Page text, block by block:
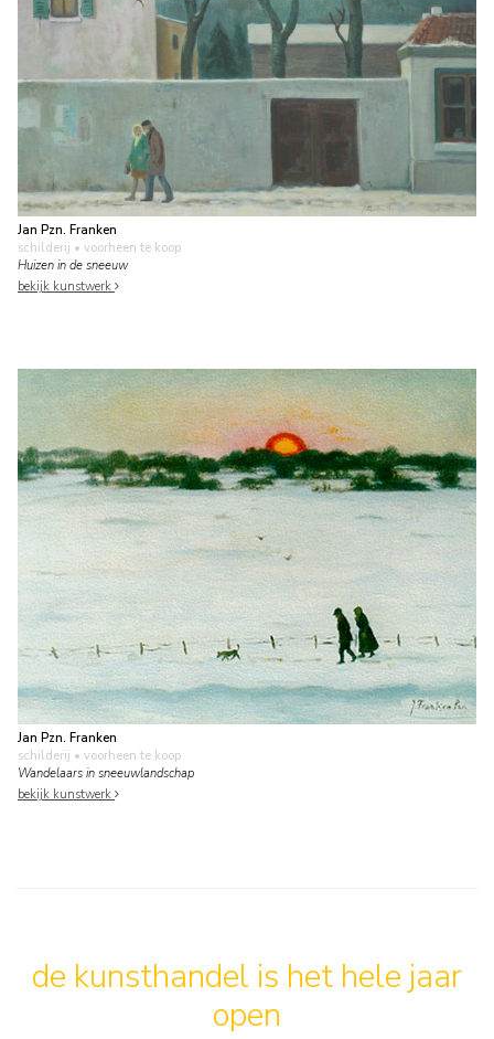
Jan Pzn. Franken
schilderij • voorheen te koop
Huizen in de sneeuw
bekijk kunstwerk
Jan Pzn. Franken
schilderij • voorheen te koop
Wandelaars in sneeuwlandschap
bekijk kunstwerk
de kunsthandel is het hele jaar
open